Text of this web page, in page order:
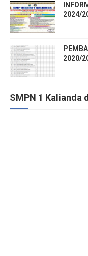
2024/
2020/
SMPN 1 Kalianda